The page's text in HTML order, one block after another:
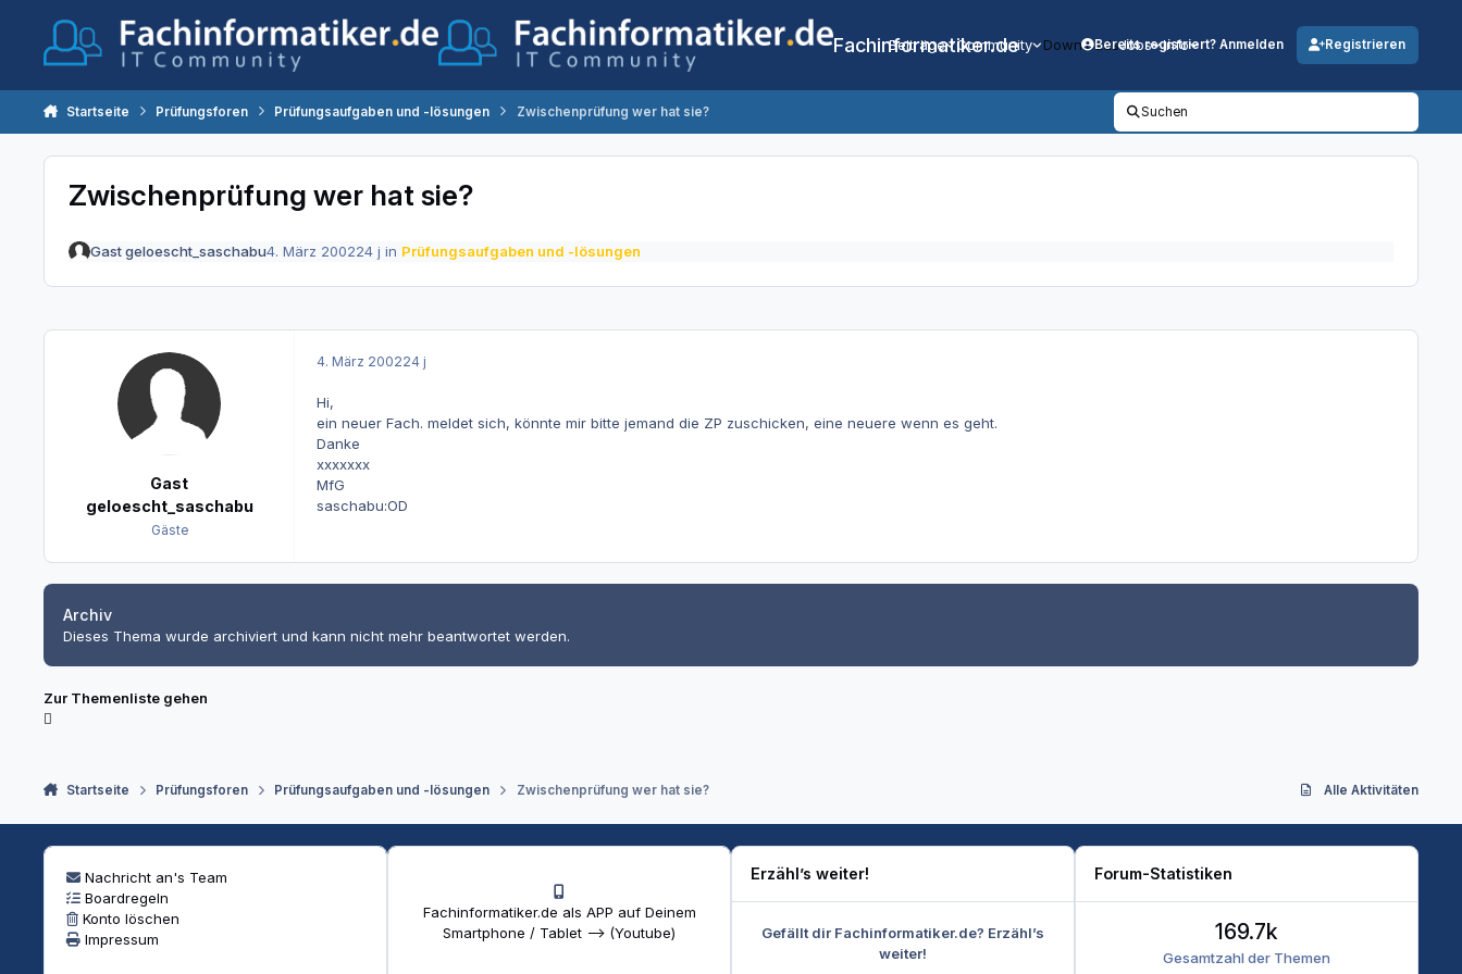
Fachinformatiker.de
Beiträge Community DownloadsJobs Info
Bereits registriert? Anmelden Registrieren
Startseite Prüfungsforen Prüfungsaufgaben und -lösungen Zwischenprüfung wer hat sie? Suchen
Zwischenprüfung wer hat sie?
Gast geloescht_saschabu4. März 200224 j in Prüfungsaufgaben und -lösungen
Gast
geloescht_saschabu
Gäste
4. März 200224 j
Hi,
ein neuer Fach. meldet sich, könnte mir bitte jemand die ZP zuschicken, eine neuere wenn es geht.
Danke
xxxxxxx
MfG
saschabu:OD
Archiv
Dieses Thema wurde archiviert und kann nicht mehr beantwortet werden.
Zur Themenliste gehen
Startseite Prüfungsforen Prüfungsaufgaben und -lösungen Zwischenprüfung wer hat sie? Alle Aktivitäten
Nachricht an's Team
Boardregeln
Konto löschen
Impressum
Fachinformatiker.de als APP auf Deinem
Smartphone / Tablet --> (Youtube)
Erzähl’s weiter!
Gefällt dir Fachinformatiker.de? Erzähl’s
weiter!
Forum-Statistiken
Gesamtzahl der Themen
169.7k